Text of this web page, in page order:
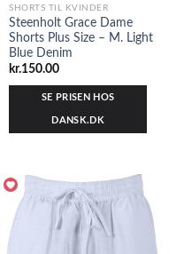
SHORTS TIL KVINDER
Steenholt Grace Dame
Shorts Plus Size – M. Light
Blue Denim
kr.150.00
SE PRISEN HOS
DANSK.DK